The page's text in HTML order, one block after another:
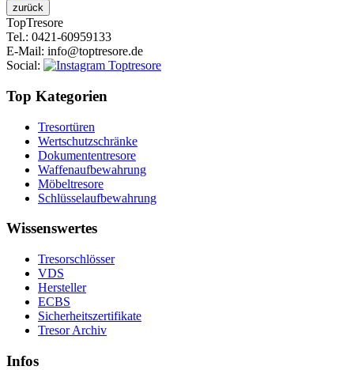
TopTresore
Tel.: 0421-60959133
E-Mail: info@toptresore.de
Social:
Top Kategorien
Tresortüren
Wertschutzschränke
Dokumententresore
Waffenaufbewahrung
Möbeltresore
Schlüsselaufbewahrung
Wissenswertes
Tresorschlösser
VDS
Hersteller
ECBS
Sicherheitszertifikate
Tresor Archiv
Infos